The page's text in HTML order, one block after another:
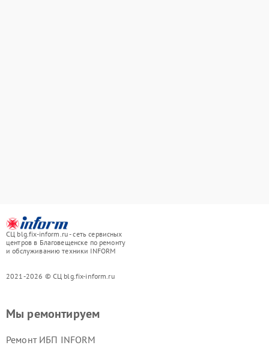
СЦ blg.fix-inform.ru - сеть сервисных
центров в Благовещенске по ремонту
и обслуживанию техники INFORM
2021-2026 © СЦ blg.fix-inform.ru
Мы ремонтируем
Ремонт ИБП INFORM